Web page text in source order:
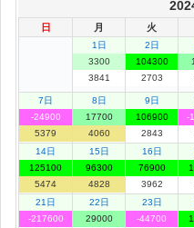
日 月 火
1日
3300
3841
2日
104300
2703
7日
-24900
5379
8日
17700
4060
9日
106900
2843
-
14日
125100
5474
15日
96300
4828
16日
76900
3962
21日
-217600
22日
29000
23日
-44700